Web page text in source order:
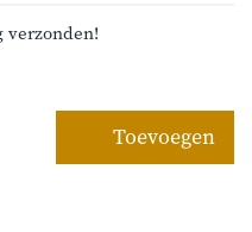
verzonden!
Toevoegen